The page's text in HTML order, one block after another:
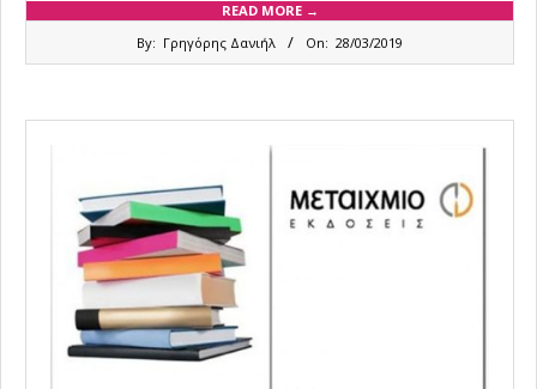
READ MORE →
By: Γρηγόρης Δανιήλ On: 28/03/2019